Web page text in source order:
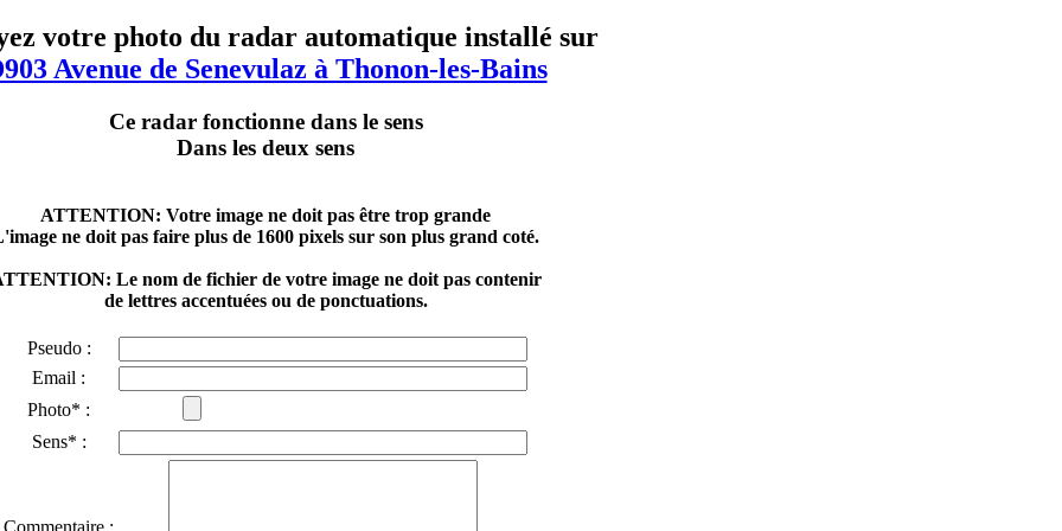
votre photo du radar automatique installé sur
Avenue de Senevulaz à Thonon-les-Bains
Ce radar fonctionne dans le sens
Dans les deux sens
ATTENTION: Votre image ne doit pas être trop grande
ne doit pas faire plus de 1600 pixels sur son plus grand coté.
Le nom de fichier de votre image ne doit pas contenir
de lettres accentuées ou de ponctuations.
Pseudo :
Email :
Photo* :
Sens* :
Commentaire :